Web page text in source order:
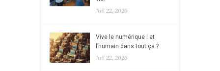
Juil 22, 2026
Vive le numérique ! et
l’humain dans tout ça ?
Juil 22, 2026